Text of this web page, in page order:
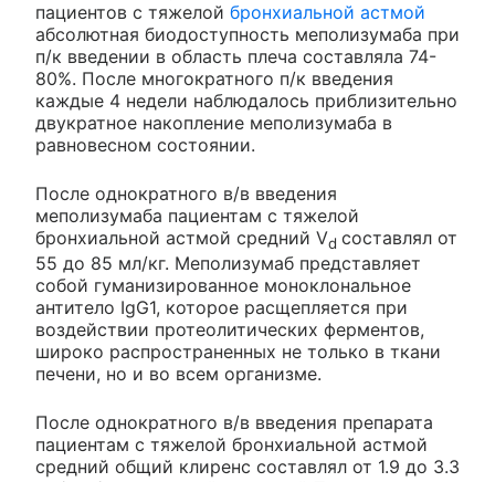
пациентов с тяжелой бронхиальной астмой
абсолютная биодоступность меполизумаба при
п/к введении в область плеча составляла 74-
80%. После многократного п/к введения
каждые 4 недели наблюдалось приблизительно
двукратное накопление меполизумаба в
равновесном состоянии.
После однократного в/в введения
меполизумаба пациентам с тяжелой
бронхиальной астмой средний Vd составлял от
55 до 85 мл/кг. Меполизумаб представляет
собой гуманизированное моноклональное
антитело IgG1, которое расщепляется при
воздействии протеолитических ферментов,
широко распространенных не только в ткани
печени, но и во всем организме.
После однократного в/в введения препарата
пациентам с тяжелой бронхиальной астмой
средний общий клиренс составлял от 1.9 до 3.3